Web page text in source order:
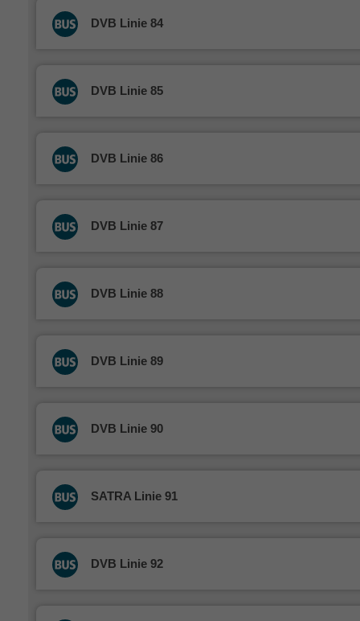
DVB Linie 84
DVB Linie 85
DVB Linie 86
DVB Linie 87
DVB Linie 88
DVB Linie 89
DVB Linie 90
SATRA Linie 91
DVB Linie 92